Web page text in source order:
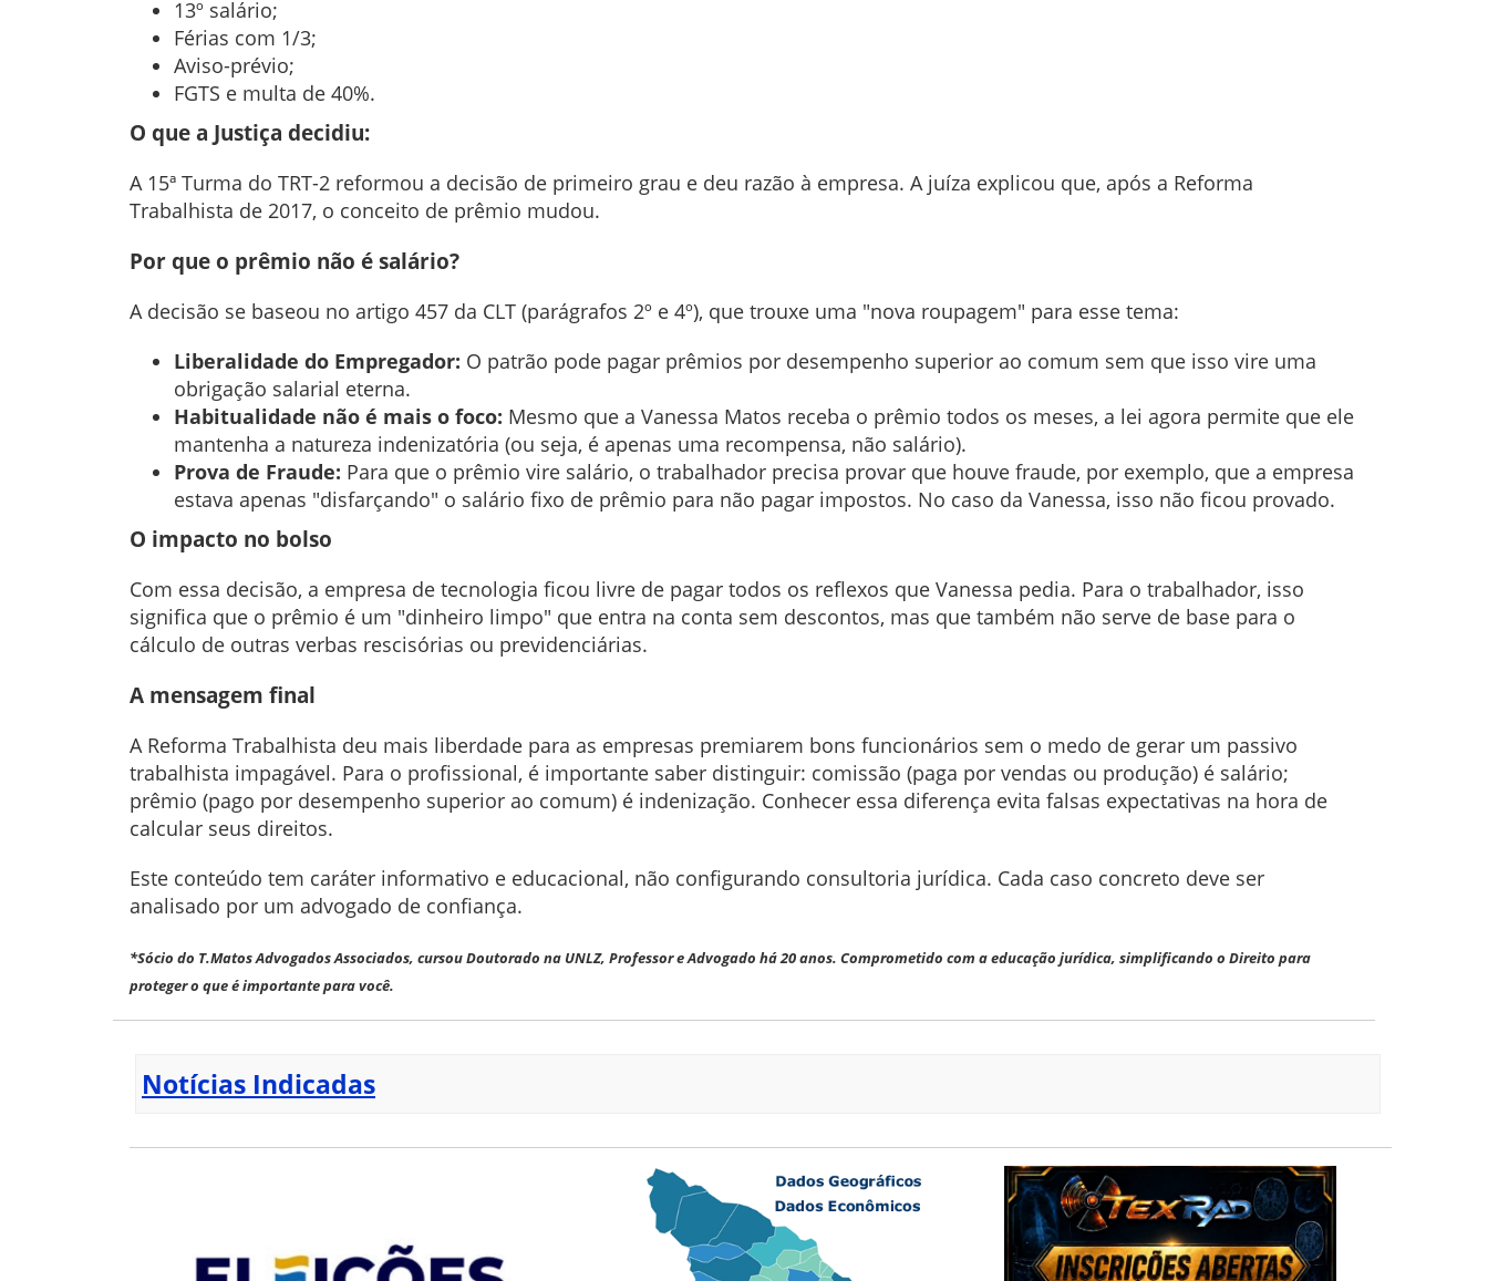
13º salário;
Férias com 1/3;
Aviso-prévio;
FGTS e multa de 40%.
O que a Justiça decidiu:
A 15ª Turma do TRT-2 reformou a decisão de primeiro grau e deu razão à empresa. A juíza explicou que, após a Reforma
Trabalhista de 2017, o conceito de prêmio mudou.
Por que o prêmio não é salário?
A decisão se baseou no artigo 457 da CLT (parágrafos 2º e 4º), que trouxe uma "nova roupagem" para esse tema:
Liberalidade do Empregador: O patrão pode pagar prêmios por desempenho superior ao comum sem que isso vire uma
obrigação salarial eterna.
Habitualidade não é mais o foco: Mesmo que a Vanessa Matos receba o prêmio todos os meses, a lei agora permite que ele
mantenha a natureza indenizatória (ou seja, é apenas uma recompensa, não salário).
Prova de Fraude: Para que o prêmio vire salário, o trabalhador precisa provar que houve fraude, por exemplo, que a empresa
estava apenas "disfarçando" o salário fixo de prêmio para não pagar impostos. No caso da Vanessa, isso não ficou provado.
O impacto no bolso
Com essa decisão, a empresa de tecnologia ficou livre de pagar todos os reflexos que Vanessa pedia. Para o trabalhador, isso
significa que o prêmio é um "dinheiro limpo" que entra na conta sem descontos, mas que também não serve de base para o
cálculo de outras verbas rescisórias ou previdenciárias.
A mensagem final
A Reforma Trabalhista deu mais liberdade para as empresas premiarem bons funcionários sem o medo de gerar um passivo
trabalhista impagável. Para o profissional, é importante saber distinguir: comissão (paga por vendas ou produção) é salário;
prêmio (pago por desempenho superior ao comum) é indenização. Conhecer essa diferença evita falsas expectativas na hora de
calcular seus direitos.
Este conteúdo tem caráter informativo e educacional, não configurando consultoria jurídica. Cada caso concreto deve ser
analisado por um advogado de confiança.
*Sócio do T.Matos Advogados Associados, cursou Doutorado na UNLZ, Professor e Advogado há 20 anos. Comprometido com a educação jurídica, simplificando o Direito para
proteger o que é importante para você.
Notícias Indicadas